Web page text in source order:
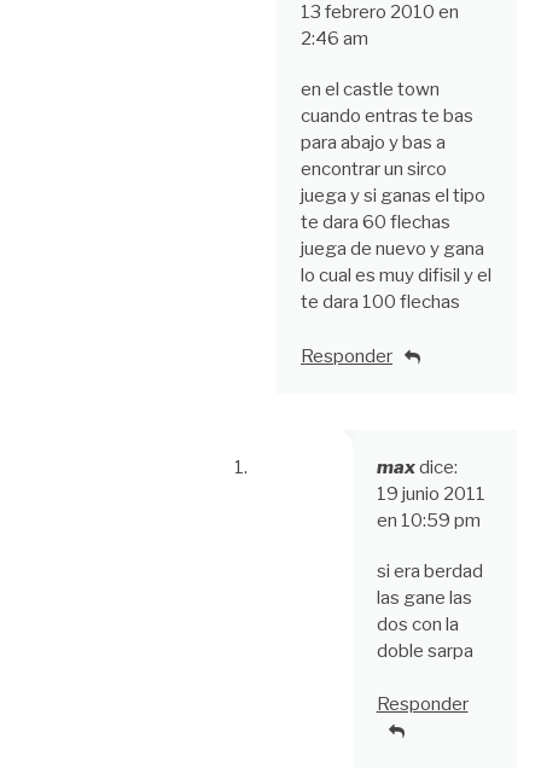
13 febrero 2010 en
2:46 am
en el castle town
cuando entras te bas
para abajo y bas a
encontrar un sirco
juega y si ganas el tipo
te dara 60 flechas
juega de nuevo y gana
lo cual es muy difisil y el
te dara 100 flechas
Responder
maxdice:
19 junio 2011
en 10:59 pm
si era berdad
las gane las
dos con la
doble sarpa
Responder